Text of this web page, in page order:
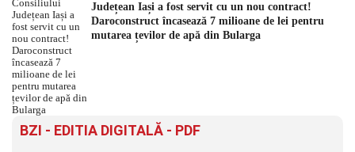
Județean Iași a fost servit cu un nou contract!
Daroconstruct încasează 7 milioane de lei pentru
mutarea țevilor de apă din Bularga
BZI - EDITIA DIGITALĂ - PDF